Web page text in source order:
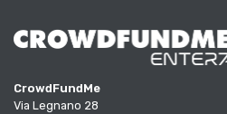
CrowdFundMe
Via Legnano 28